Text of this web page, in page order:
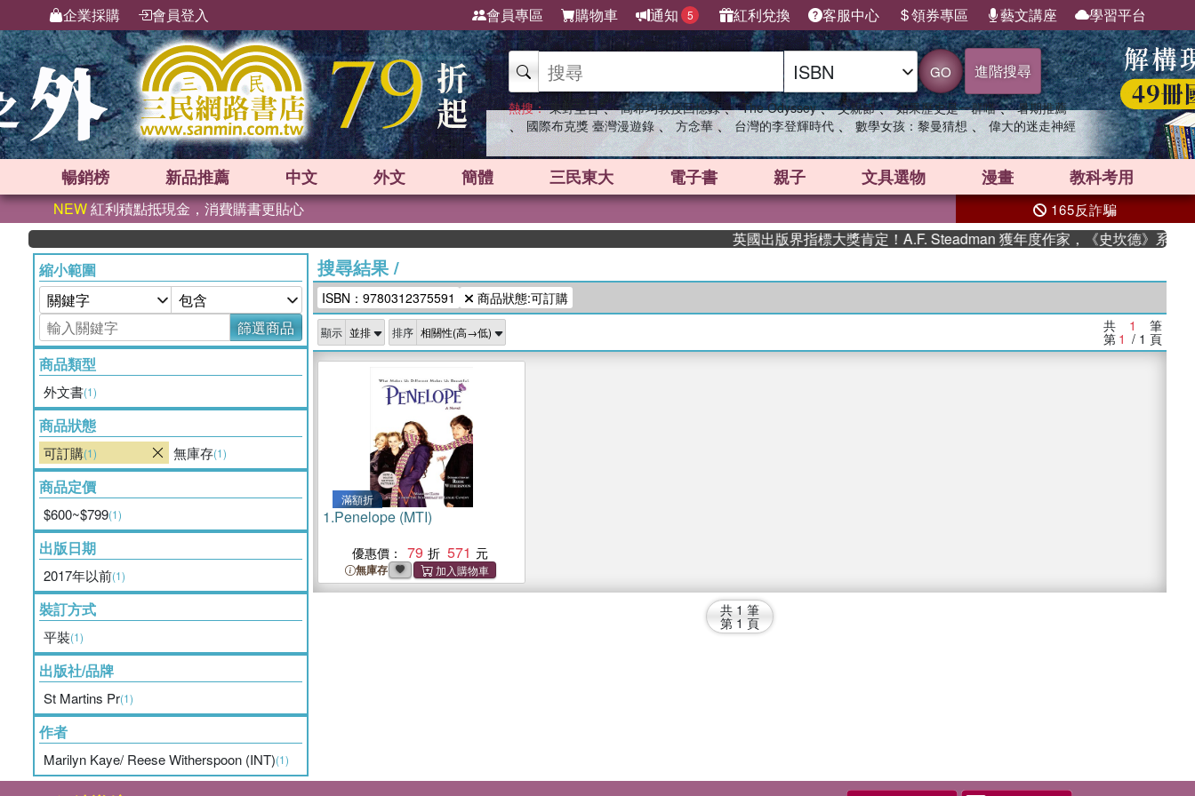
企業採購 會員登入 會員專區 購物車 通知 5 紅利兌換 客服中心 領券專區 藝文講座 學習平台
GO 進階搜尋
熱搜： 東野圭吾 、 高希均教授回憶錄 、 The Odyssey 、 父親節 、 如果歷史是一群喵 、 暑期推薦
、 國際布克獎 臺灣漫遊錄 、 方念華 、 台灣的李登輝時代 、 數學女孩：黎曼猜想 、 偉大的迷走神經
暢銷榜 新品推薦 中文 外文 簡體 三民東大 電子書 親子 文具選物 漫畫 教科考用
NEW紅利積點抵現金，消費購書更貼心 165反詐騙
英國出版界指標大獎肯定！A.F. Steadman 獲年度作家，《史坎德》系列帶
縮小範圍
篩選商品
商品類型
外文書(1)
商品狀態
可訂購(1) 無庫存(1)
商品定價
$600~$799(1)
出版日期
2017年以前(1)
裝訂方式
平裝(1)
出版社/品牌
St Martins Pr(1)
作者
Marilyn Kaye/ Reese Witherspoon (INT)(1)
搜尋結果/
ISBN：9780312375591 商品狀態:可訂購
顯示 排序 共 1 筆
第 1 / 1 頁
滿額折
1.Penelope (MTI)
優惠價： 79 571
無庫存
共 1 筆
第 1 頁